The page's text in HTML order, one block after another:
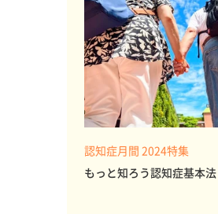
認知症月間 2024特集
もっと知ろう認知症基本